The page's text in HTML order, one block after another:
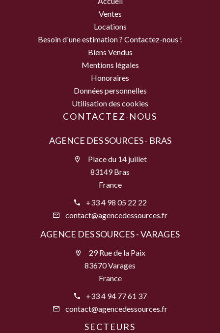
Ventes
Locations
Besoin d'une estimation ? Contactez-nous !
Biens Vendus
Mentions légales
Honoraires
Données personnelles
Utilisation des cookies
CONTACTEZ-NOUS
AGENCE DES SOURCES - BRAS
Place du 14 juillet
83149 Bras
France
+33 4 98 05 22 22
contact@agencedessources.fr
AGENCE DES SOURCES - VARAGES
29 Rue de la Paix
83670 Varages
France
+33 4 94 77 61 37
contact@agencedessources.fr
SECTEURS